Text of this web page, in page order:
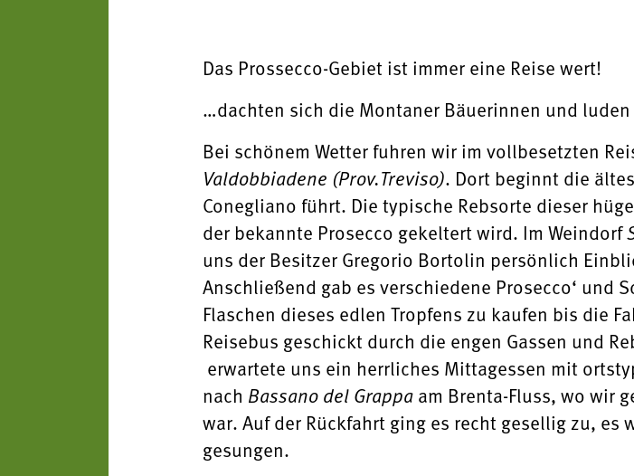
Das Prossecco-Gebiet ist immer eine Reise wert!
…dachten sich die Montaner Bäuerinnen und
Bei schönem Wetter fuhren wir im vollbesetzten
Valdobbiadene (Prov.Treviso). Dort beginnt die
Conegliano führt. Die typische Rebsorte dieser
der bekannte Prosecco gekeltert wird. Im Weindorf
uns der Besitzer Gregorio Bortolin persönlich
Anschließend gab es verschiedene Prosecco‘ und
Flaschen dieses edlen Tropfens zu kaufen bis die
Reisebus geschickt durch die engen Gassen und
erwartete uns ein herrliches Mittagessen mit
nach Bassano del Grappaam Brenta-Fluss, wo wir
war. Auf der Rückfahrt ging es recht gesellig zu,
gesungen.